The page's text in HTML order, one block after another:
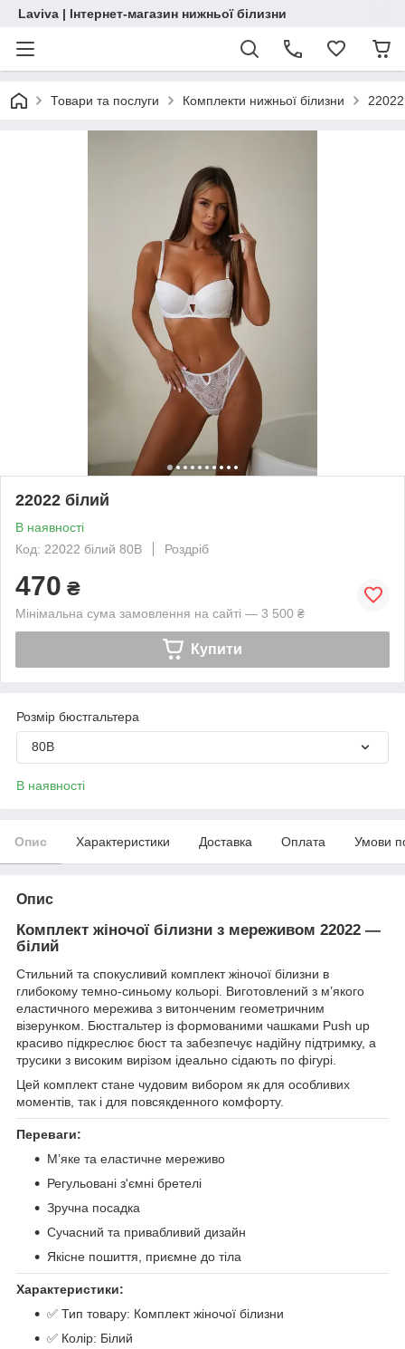
Laviva | Інтернет-магазин нижньої білизни
Товари та послуги Комплекти нижньої білизни
22022 білий
В наявності
Код: 22022 білий 80В
Роздріб
470 ₴
Мінімальна сума замовлення на сайті — 3 500 ₴
Купити
Розмір бюстгальтера
80B
В наявності
Опис Характеристики Доставка Оплата Умови
Опис
Комплект жіночої білизни з мереживом 22022 —
білий
Стильний та спокусливий комплект жіночої білизни в
глибокому темно-синьому кольорі. Виготовлений з м’якого
еластичного мережива з витонченим геометричним
візерунком. Бюстгальтер із формованими чашками Push up
красиво підкреслює бюст та забезпечує надійну підтримку, а
трусики з високим вирізом ідеально сідають по фігурі.
Цей комплект стане чудовим вибором як для особливих
моментів, так і для повсякденного комфорту.
Переваги:
М’яке та еластичне мереживо
Регульовані з'ємні бретелі
Зручна посадка
Сучасний та привабливий дизайн
Якісне пошиття, приємне до тіла
Характеристики:
✅ Тип товару: Комплект жіночої білизни
✅ Колір: Білий